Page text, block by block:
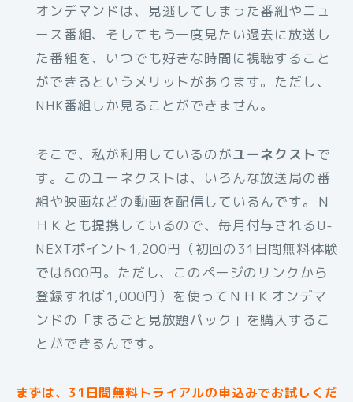
オンデマンドは、見逃してしまった番組やニュ
ース番組、そしてもう一度見たい過去に放送し
た番組を、いつでも好きな時間に視聴すること
ができるというメリットがあります。ただし、
NHK番組しか見ることができません。
そこで、私が利用しているのがユーネクストで
す。このユーネクストは、いろんな放送局の番
組や映画などの動画を配信しているんです。Ｎ
ＨＫとも提携しているので、毎月付与されるU-
NEXTポイント1,200円（初回の31日間無料体験
では600円。ただし、このページのリンクから
登録すれば1,000円）を使ってＮＨＫオンデマ
ンドの「まるごと見放題パック」を購入するこ
とができるんです。
まずは、31日間無料トライアルの申込みでお試しくだ